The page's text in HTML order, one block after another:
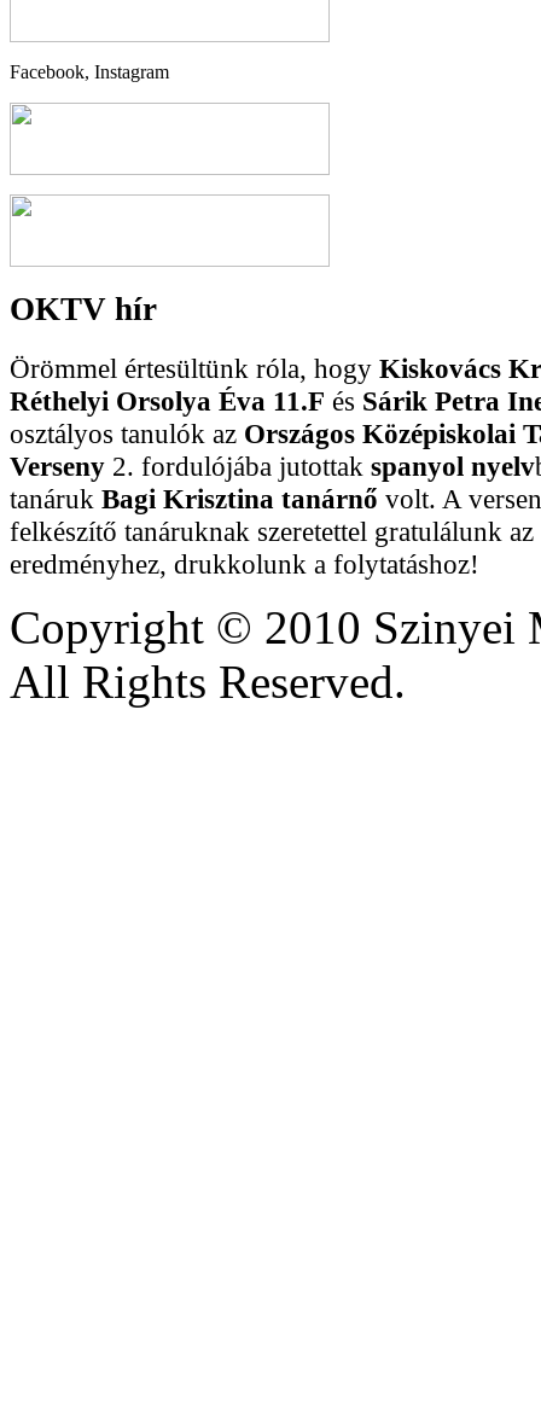
Facebook, Instagram
OKTV hír
Örömmel értesültünk róla, hogy Kiskovács
Réthelyi Orsolya Éva 11.F és Sárik Petra
osztályos tanulók az Országos Középiskolai
Verseny 2. fordulójába jutottak spanyol nyelv
tanáruk Bagi Krisztina tanárnő volt. A
felkészítő tanáruknak szeretettel gratulálunk
eredményhez, drukkolunk a folytatáshoz!
Copyright © 2010 Szinyei
All Rights Reserved.